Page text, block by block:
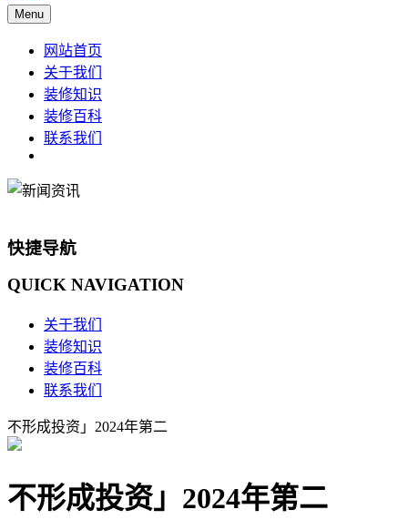
Menu
网站首页
关于我们
装修知识
装修百科
联系我们
快捷导航
QUICK NAVIGATION
关于我们
装修知识
装修百科
联系我们
不形成投资」2024年第二
不形成投资」2024年第二